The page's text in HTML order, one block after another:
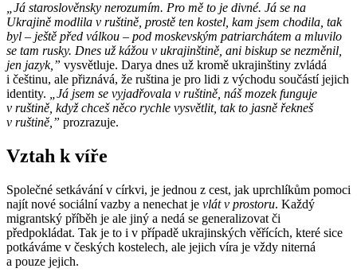
„Já staroslověnsky nerozumím. Pro mě to je divné. Já se na
Ukrajině modlila v ruštině, prostě ten kostel, kam jsem chodila, tak
byl – ještě před válkou – pod moskevským patriarchátem a mluvilo
se tam rusky. Dnes už kážou v ukrajinštině, ani biskup se nezměnil,
jen jazyk,” vysvětluje. Darya dnes už kromě ukrajinštiny zvládá
i češtinu, ale přiznává, že ruština je pro lidi z východu součástí jejich
identity. „Já jsem se vyjadřovala v ruštině, náš mozek funguje
v ruštině, když chceš něco rychle vysvětlit, tak to jasně řekneš
v ruštině,” prozrazuje.
Vztah k víře
Společné setkávání v církvi, je jednou z cest, jak uprchlíkům pomoci
najít nové sociální vazby a nenechat je vlát v prostoru. Každý
migrantský příběh je ale jiný a nedá se generalizovat či
předpokládat. Tak je to i v případě ukrajinských věřících, které sice
potkáváme v českých kostelech, ale jejich víra je vždy niterná
a pouze jejich.